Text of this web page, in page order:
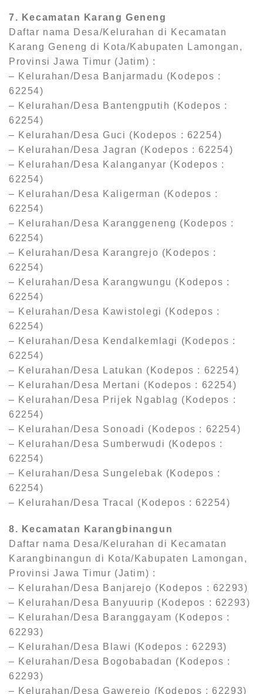
7. Kecamatan Karang Geneng
Daftar nama Desa/Kelurahan di Kecamatan
Karang Geneng di Kota/Kabupaten Lamongan,
Provinsi Jawa Timur (Jatim) :
– Kelurahan/Desa Banjarmadu (Kodepos :
62254)
– Kelurahan/Desa Bantengputih (Kodepos :
62254)
– Kelurahan/Desa Guci (Kodepos : 62254)
– Kelurahan/Desa Jagran (Kodepos : 62254)
– Kelurahan/Desa Kalanganyar (Kodepos :
62254)
– Kelurahan/Desa Kaligerman (Kodepos :
62254)
– Kelurahan/Desa Karanggeneng (Kodepos :
62254)
– Kelurahan/Desa Karangrejo (Kodepos :
62254)
– Kelurahan/Desa Karangwungu (Kodepos :
62254)
– Kelurahan/Desa Kawistolegi (Kodepos :
62254)
– Kelurahan/Desa Kendalkemlagi (Kodepos :
62254)
– Kelurahan/Desa Latukan (Kodepos : 62254)
– Kelurahan/Desa Mertani (Kodepos : 62254)
– Kelurahan/Desa Prijek Ngablag (Kodepos :
62254)
– Kelurahan/Desa Sonoadi (Kodepos : 62254)
– Kelurahan/Desa Sumberwudi (Kodepos :
62254)
– Kelurahan/Desa Sungelebak (Kodepos :
62254)
– Kelurahan/Desa Tracal (Kodepos : 62254)
8. Kecamatan Karangbinangun
Daftar nama Desa/Kelurahan di Kecamatan
Karangbinangun di Kota/Kabupaten Lamongan,
Provinsi Jawa Timur (Jatim) :
– Kelurahan/Desa Banjarejo (Kodepos : 62293)
– Kelurahan/Desa Banyuurip (Kodepos : 62293)
– Kelurahan/Desa Baranggayam (Kodepos :
62293)
– Kelurahan/Desa Blawi (Kodepos : 62293)
– Kelurahan/Desa Bogobabadan (Kodepos :
62293)
– Kelurahan/Desa Gawerejo (Kodepos : 62293)